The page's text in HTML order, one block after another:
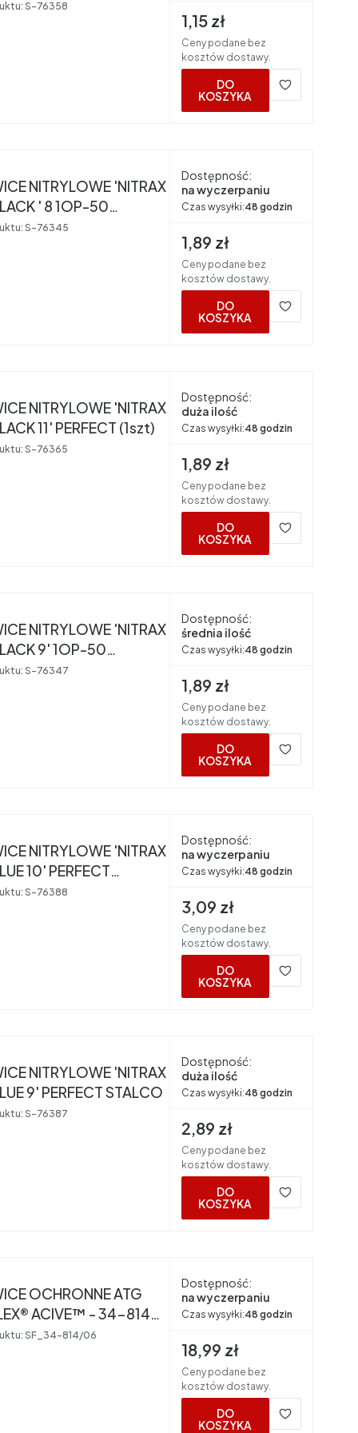
S-76358
Cena brutto
1,15 zł
Ceny podane bez
kosztów dostawy.
DO
KOSZYKA
NITRYLOWE 'NITRAX
' 8 1OP-50
S-76345
Dostępność:
na wyczerpaniu
Czas wysyłki:48 godzin
Cena brutto
1,89 zł
Ceny podane bez
kosztów dostawy.
DO
KOSZYKA
NITRYLOWE 'NITRAX
11' PERFECT (1szt)
S-76365
Dostępność:
duża ilość
Czas wysyłki:48 godzin
Cena brutto
1,89 zł
Ceny podane bez
kosztów dostawy.
DO
KOSZYKA
NITRYLOWE 'NITRAX
9' 1OP-50
S-76347
Dostępność:
średnia ilość
Czas wysyłki:48 godzin
Cena brutto
1,89 zł
Ceny podane bez
kosztów dostawy.
DO
KOSZYKA
NITRYLOWE 'NITRAX
PERFECT
S-76388
Dostępność:
na wyczerpaniu
Czas wysyłki:48 godzin
Cena brutto
3,09 zł
Ceny podane bez
kosztów dostawy.
DO
KOSZYKA
NITRYLOWE 'NITRAX
GRIP BLUE 9' PERFECT STALCO
S-76387
Dostępność:
duża ilość
Czas wysyłki:48 godzin
Cena brutto
2,89 zł
Ceny podane bez
kosztów dostawy.
DO
KOSZYKA
OCHRONNE ATG
ACIVE™ - 34-814
06
SF_34-814/06
Dostępność:
na wyczerpaniu
Czas wysyłki:48 godzin
Cena brutto
18,99 zł
Ceny podane bez
kosztów dostawy.
DO
KOSZYKA